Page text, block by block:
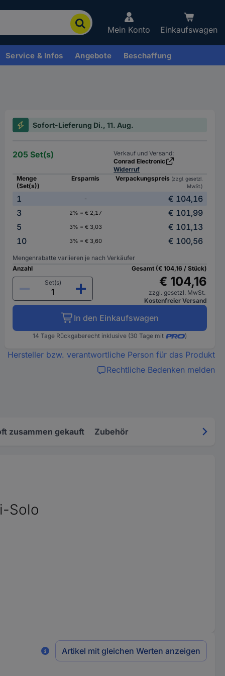
Mein Konto Einkaufswagen
Service & Infos Angebote Beschaffung
Sofort-Lieferung Di., 11. Aug.
205 Set(s)
Verkauf und Versand:
Conrad Electronic
Widerruf
Menge
(Set(s))
Ersparnis Verpackungspreis (zzgl. gesetzl.
MwSt.)
1 -
€ 104,16
3
2% = € 2,17
€ 101,99
5
3% = € 3,03
€ 101,13
10
3% = € 3,60 € 100,56
Mengenrabatte variieren je nach Verkäufer
Anzahl
Set(s)
Gesamt (€ 104,16 / Stück)
€ 104,16
zzgl. gesetzl. MwSt.
Kostenfreier Versand
In den Einkaufswagen
14 Tage Rückgaberecht inklusive (30 Tage mit )
Hersteller bzw. verantwortliche Person für das Produkt
Rechtliche Bedenken melden
zusammen gekauft Zubehör
Solo
Artikel mit gleichen Werten anzeigen